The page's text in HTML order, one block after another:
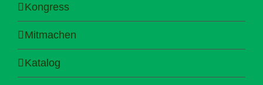
Kongress
Mitmachen
Katalog